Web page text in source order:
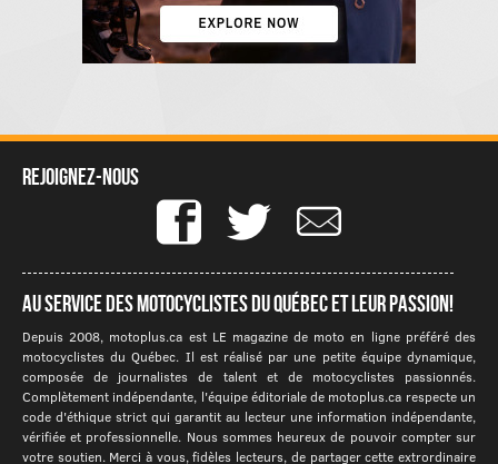
Rejoignez-nous
Au service des motocyclistes du québec et leur passion!
Depuis 2008, motoplus.ca est LE magazine de moto en ligne préféré des
motocyclistes du Québec. Il est réalisé par une petite équipe dynamique,
composée de journalistes de talent et de motocyclistes passionnés.
Complètement indépendante, l'équipe éditoriale de motoplus.ca respecte un
code d'éthique strict qui garantit au lecteur une information indépendante,
vérifiée et professionnelle. Nous sommes heureux de pouvoir compter sur
votre soutien. Merci à vous, fidèles lecteurs, de partager cette extrordinaire